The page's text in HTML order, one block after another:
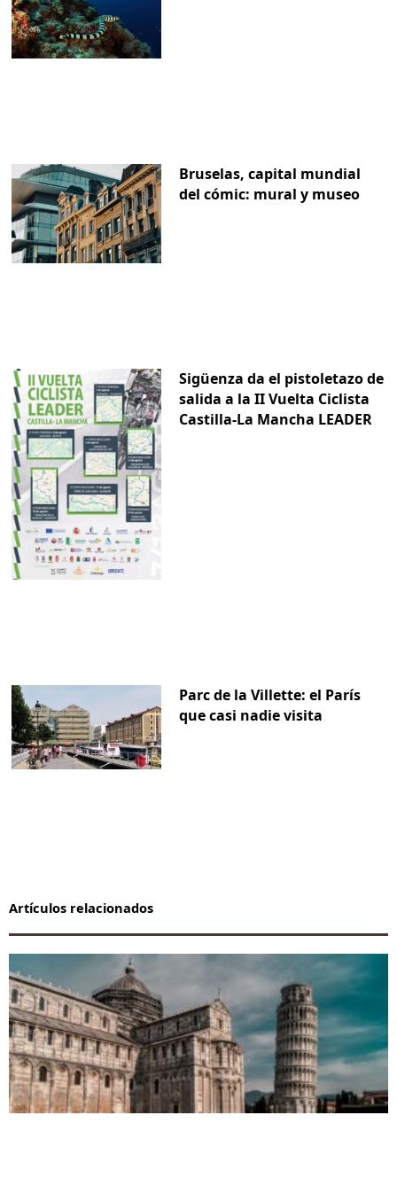
Bruselas, capital mundial
del cómic: mural y museo
Sigüenza da el pistoletazo de
salida a la II Vuelta Ciclista
Castilla-La Mancha LEADER
Parc de la Villette: el París
que casi nadie visita
Artículos relacionados